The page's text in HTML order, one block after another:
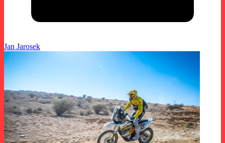
Jan Jarosek